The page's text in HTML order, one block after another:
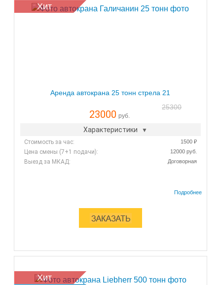
Хит
Аренда автокрана 25 тонн стрела 21
25300
23000 руб.
Характеристики
Стоимость за час: 1500 ₽
Цена смены (7+1 подачи): 12000 руб.
Выезд за МКАД: Договорная
Хит